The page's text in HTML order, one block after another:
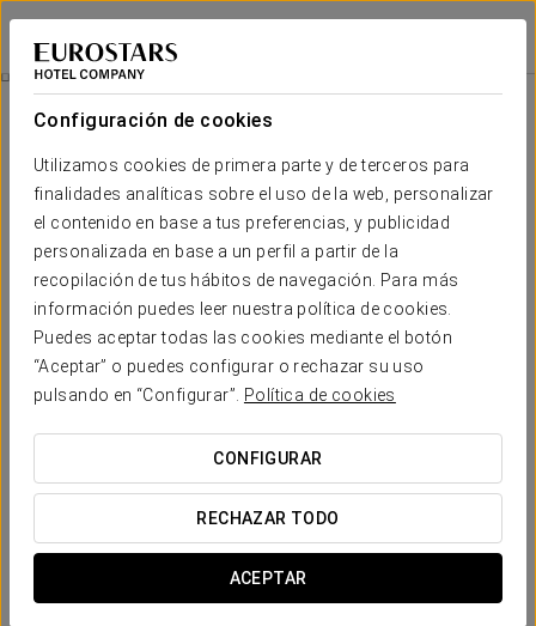
Configuración de cookies
Utilizamos cookies de primera parte y de terceros para
finalidades analíticas sobre el uso de la web, personalizar
el contenido en base a tus preferencias, y publicidad
personalizada en base a un perfil a partir de la
recopilación de tus hábitos de navegación. Para más
información puedes leer nuestra política de cookies.
Puedes aceptar todas las cookies mediante el botón
“Aceptar” o puedes configurar o rechazar su uso
pulsando en “Configurar”.
Política de cookies
CONFIGURAR
RECHAZAR TODO
ACEPTAR
Exe Oviedo Centro
OVIEDO
Habitaciones
Habitaciones
El confort y descanso que necesitas
El Hotel Exe Oviedo cuenta con 118 habitaciones de distintas
tipologías, distribuidas en 7 plantas. Todas ellas son
exteriores, amplias y luminosas
, con una decoración
contemporánea y minimalista, y con aire acondicionado, conexión
wifi gratuita, televisor de pantalla plana, escritorio, minibar, secador
y espejo de aumento, entre otras facilidades.
Puedes escoger el tipo de habitación quemejor se adapte a tus
necesidades .
SERVICIOS DESTACADOS
Habitaciones